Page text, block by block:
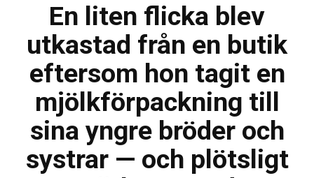
En liten flicka blev
utkastad från en butik
eftersom hon tagit en
mjölkförpackning till
sina yngre bröder och
systrar — och plötsligt